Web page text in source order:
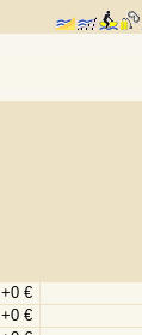
+0 €
+0 €